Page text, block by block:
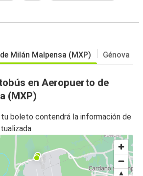
Milán Malpensa (MXP) Génova
en Aeropuerto de
(MXP)
boleto contendrá la información de